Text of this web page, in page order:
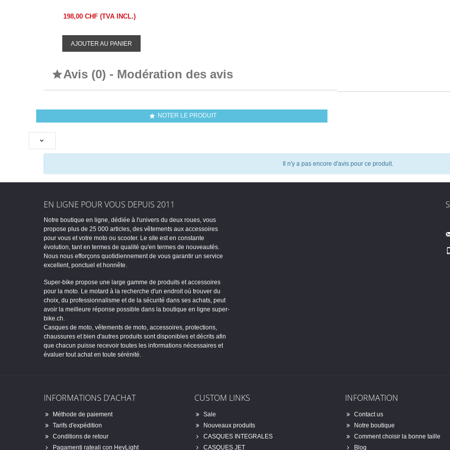
198,00 CHF (TVA INCL.)
AJOUTER AU PANIER
Avis (0) - Modération des avis
 NOTER LE PRODUIT

Il n'y a pas encore d'avis pour ce produit.
EN LIGNE POUR VOUS DEPUIS 2011
Notre boutique en ligne, dédiée à l'univers du deux roues, vous
propose plus de 25 000 articles, des vêtements aux accessoires
pour vous et votre moto ou scooter. Le site est en constante
évolution, tant en termes de qualité qu'en termes de nouveautés.
Nous nous efforçons quotidiennement de vous garantir un service
excellent, ponctuel et honnête.
Super-bike propose une large gamme de produits et accessoires
pour la moto. Le motard à la recherche d'un endroit où trouver du
choix, du professionnalisme et de la sécurité dans ses achats, peut
avoir la meilleure réponse possible dans la boutique en ligne super-
bike.ch.
Casques de moto, vêtements de moto, accessoires, protections,
chaussures et bien d'autres produits sont disponibles et décrits afin
que chacun puisse recevoir toutes les informations nécessaires et
évaluer tout achat en toute sérénité.
INFORMATIONS D'ACHAT
Méthode de paiement
Tarifs d'expédition
Conditions de retour
Pagamenti rateali con HeyLight
CUSTOM LINKS
Sale
Nouveaux produits
CASQUES INTEGRALES
CASQUES JET
INFORMATION
Contact us
Notre boutique
Comment choisir la bonne taille
Blog